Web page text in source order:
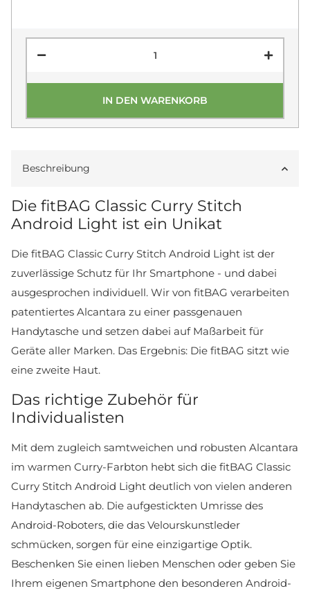
IN DEN WARENKORB
Beschreibung
Die fitBAG Classic Curry Stitch
Android Light ist ein Unikat
Die fitBAG Classic Curry Stitch Android Light ist der
zuverlässige Schutz für Ihr Smartphone - und dabei
ausgesprochen individuell. Wir von fitBAG verarbeiten
patentiertes Alcantara zu einer passgenauen
Handytasche und setzen dabei auf Maßarbeit für
Geräte aller Marken. Das Ergebnis: Die fitBAG sitzt wie
eine zweite Haut.
Das richtige Zubehör für
Individualisten
Mit dem zugleich samtweichen und robusten Alcantara
im warmen Curry-Farbton hebt sich die fitBAG Classic
Curry Stitch Android Light deutlich von vielen anderen
Handytaschen ab. Die aufgestickten Umrisse des
Android-Roboters, die das Velourskunstleder
schmücken, sorgen für eine einzigartige Optik.
Beschenken Sie einen lieben Menschen oder geben Sie
Ihrem eigenen Smartphone den besonderen Android-